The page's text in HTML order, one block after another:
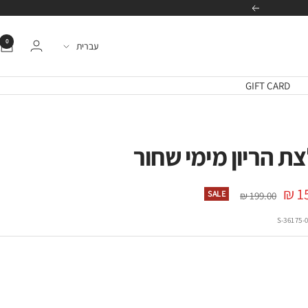
הבא
שפה
עברית 0
GIFT CARD
הריון מימי שחור
מחיר
199.00 ₪
SALE
36175-